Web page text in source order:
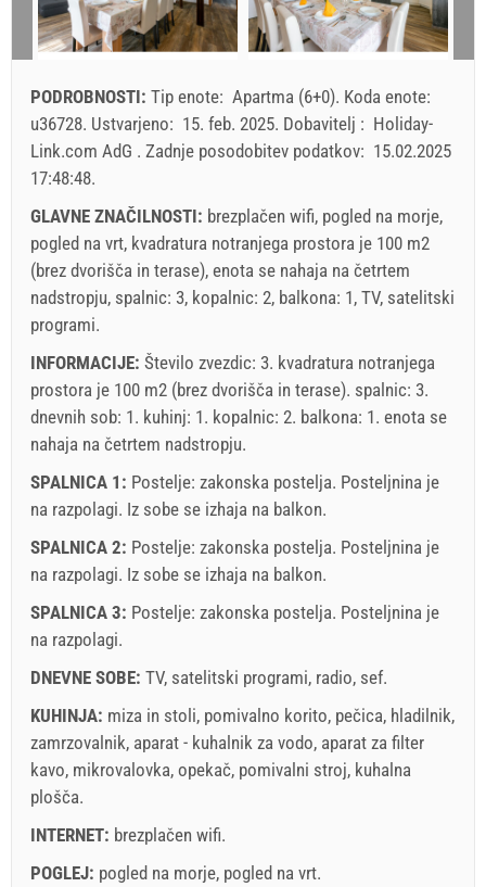
4
min. Prenočitev
7
prihod
Sobota / Nedelja Sobota / Nedelja
Cena prikazana je za enoto za določeno število oseb
Ponudbe:
Holiday-Link plača: 30. sep. 2025 - 31. dec. 2026 / - 10
%
Obvezno:Prijava gostov (01.07. - 31.08): 10 EUR (once -
za_person), Prijava gostov (01.01 - 30.06. / 01.09. - 31.12.):
5 EUR (once - za_person)
9
10 11 12 13 14
15
16
17 18 19 20 21
22
30
31
Pravila in pogoji dobavitelja
Rezervirajte in počakajte na potrditev
Če ne želite rezervirati vnaprej in imate dodatna vprašanja,
Pošlji povpraševanje
PODROBNOSTI: Tip enote: Apartma (6+0). Koda enote:
u36728. Ustvarjeno: 15. feb. 2025. Dobavitelj : Holiday-
Link.com AdG . Zadnje posodobitev podatkov: 15.02.2025
17:48:48.
GLAVNE ZNAČILNOSTI: brezplačen wifi, pogled na morje,
pogled na vrt, kvadratura notranjega prostora je 100 m2
(brez dvorišča in terase), enota se nahaja na četrtem
nadstropju, spalnic: 3, kopalnic: 2, balkona: 1, TV, satelitski
programi.
INFORMACIJE: Število zvezdic: 3. kvadratura notranjega
prostora je 100 m2 (brez dvorišča in terase). spalnic: 3.
dnevnih sob: 1. kuhinj: 1. kopalnic: 2. balkona: 1. enota se
nahaja na četrtem nadstropju.
SPALNICA 1: Postelje: zakonska postelja. Posteljnina je
na razpolagi. Iz sobe se izhaja na balkon.
SPALNICA 2: Postelje: zakonska postelja. Posteljnina je
na razpolagi. Iz sobe se izhaja na balkon.
SPALNICA 3: Postelje: zakonska postelja. Posteljnina je
na razpolagi.
DNEVNE SOBE: TV, satelitski programi, radio, sef.
KUHINJA: miza in stoli, pomivalno korito, pečica, hladilnik,
zamrzovalnik, aparat - kuhalnik za vodo, aparat za filter
kavo, mikrovalovka, opekač, pomivalni stroj, kuhalna
plošča.
INTERNET: brezplačen wifi.
POGLEJ: pogled na morje, pogled na vrt.